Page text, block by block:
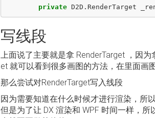
private D2D . RenderTarget
写线段
上面说了主要就是拿 RenderTarget ，因
et 就可以看到很多画图的方法，在里面画
那么尝试对RenderTarget写入线段
因为需要知道在什么时候才进行渲染，所
但是为了让 DX 渲染和 WPF 时间一样，